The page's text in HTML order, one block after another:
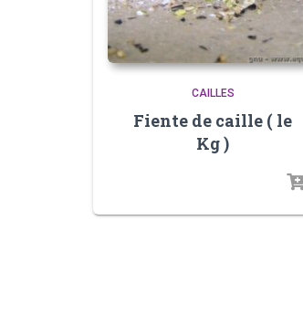
CAILLES
Fiente de caille ( le
Kg )